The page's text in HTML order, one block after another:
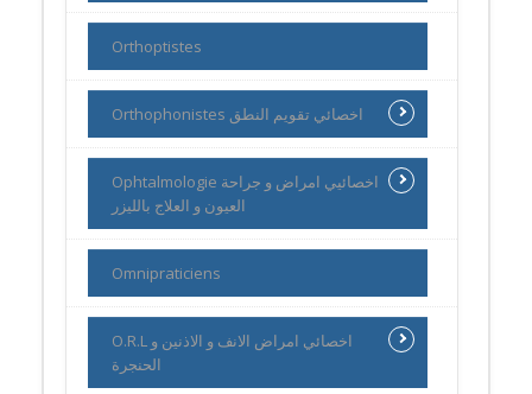
Orthoptistes
Orthophonistes اخصائي تقويم النطق
Ophtalmologie اخصائيي امراض و جراحة
العيون و العلاج بالليزر
Omnipraticiens
O.R.L اخصائي امراض الانف و الاذنين و
الحنجرة